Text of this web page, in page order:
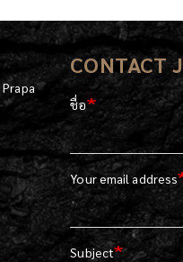
CONTACT
ชื่อ
Your email address
Subject